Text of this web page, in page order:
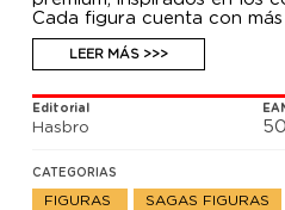
Cada figura cuenta con
articulación para colocarla
cabezas intercambiables
Ninja con o sin el casco de
disfrazado completamente
capucha ninja. También
personajes, pieza con
de jugar con lass figura o
LEER MÁS >>>
Editorial
Hasbro
CATEGORIAS
FIGURAS SAGAS FIGURAS